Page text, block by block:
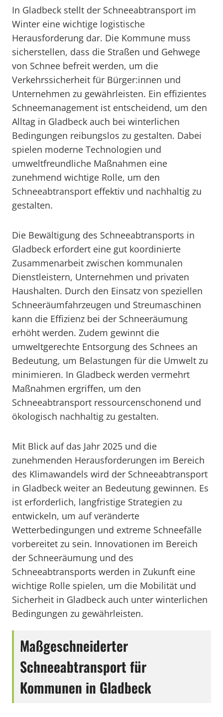
In Gladbeck stellt der Schneeabtransport im
Winter eine wichtige logistische
Herausforderung dar. Die Kommune muss
sicherstellen, dass die Straßen und Gehwege
von Schnee befreit werden, um die
Verkehrssicherheit für Bürger:innen und
Unternehmen zu gewährleisten. Ein effizientes
Schneemanagement ist entscheidend, um den
Alltag in Gladbeck auch bei winterlichen
Bedingungen reibungslos zu gestalten. Dabei
spielen moderne Technologien und
umweltfreundliche Maßnahmen eine
zunehmend wichtige Rolle, um den
Schneeabtransport effektiv und nachhaltig zu
gestalten.
Die Bewältigung des Schneeabtransports in
Gladbeck erfordert eine gut koordinierte
Zusammenarbeit zwischen kommunalen
Dienstleistern, Unternehmen und privaten
Haushalten. Durch den Einsatz von speziellen
Schneeräumfahrzeugen und Streumaschinen
kann die Effizienz bei der Schneeräumung
erhöht werden. Zudem gewinnt die
umweltgerechte Entsorgung des Schnees an
Bedeutung, um Belastungen für die Umwelt zu
minimieren. In Gladbeck werden vermehrt
Maßnahmen ergriffen, um den
Schneeabtransport ressourcenschonend und
ökologisch nachhaltig zu gestalten.
Mit Blick auf das Jahr 2025 und die
zunehmenden Herausforderungen im Bereich
des Klimawandels wird der Schneeabtransport
in Gladbeck weiter an Bedeutung gewinnen. Es
ist erforderlich, langfristige Strategien zu
entwickeln, um auf veränderte
Wetterbedingungen und extreme Schneefälle
vorbereitet zu sein. Innovationen im Bereich
der Schneeräumung und des
Schneeabtransports werden in Zukunft eine
wichtige Rolle spielen, um die Mobilität und
Sicherheit in Gladbeck auch unter winterlichen
Bedingungen zu gewährleisten.
Maßgeschneiderter
Schneeabtransport für
Kommunen in Gladbeck